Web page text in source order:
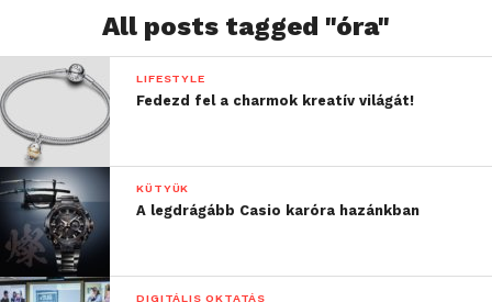
All posts tagged "óra"
LIFESTYLE
Fedezd fel a charmok kreatív világát!
KÜTYÜK
A legdrágább Casio karóra hazánkban
DIGITÁLIS OKTATÁS